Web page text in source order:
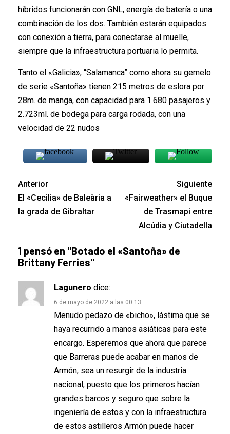
híbridos funcionarán con GNL, energía de batería o una
combinación de los dos. También estarán equipados
con conexión a tierra, para conectarse al muelle,
siempre que la infraestructura portuaria lo permita.
Tanto el «Galicia», “Salamanca” como ahora su gemelo
de serie «Santoña» tienen 215 metros de eslora por
28m. de manga, con capacidad para 1.680 pasajeros y
2.723ml. de bodega para carga rodada, con una
velocidad de 22 nudos
Anterior
El «Cecilia» de Baleària a
la grada de Gibraltar
Siguiente
«Fairweather» el Buque
de Trasmapi entre
Alcúdia y Ciutadella
1 pensó en "Botado el «Santoña» de
Brittany Ferries"
Lagunero dice:
6 de mayo de 2022 a las 00:13
Menudo pedazo de «bicho», lástima que se
haya recurrido a manos asiáticas para este
encargo. Esperemos que ahora que parece
que Barreras puede acabar en manos de
Armón, sea un resurgir de la industria
nacional, puesto que los primeros hacían
grandes barcos y seguro que sobre la
ingeniería de estos y con la infraestructura
de estos astilleros Armón puede hacer